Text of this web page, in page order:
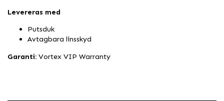
Levereras med
Putsduk
Avtagbara linsskyd
Garanti: Vortex VIP Warranty